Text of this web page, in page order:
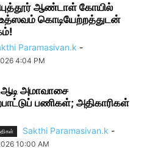
ஆண்டாள் கோயில்
உத்ஸவம் கொடியேற்றத்துடன்
Paramasivan.k -
4:04 PM
ஆடி அமாவாசை
பணிகள்; அதிகாரிகள்
Sakthi Paramasivan.k -
10:00 AM